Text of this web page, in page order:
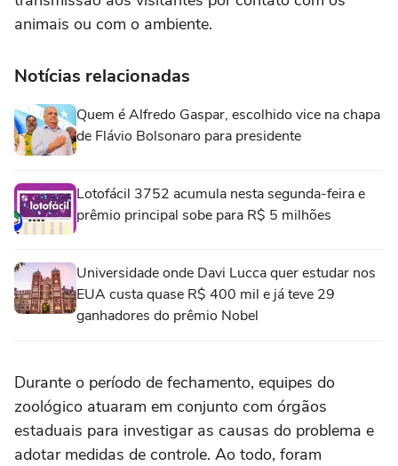
animais ou com o ambiente.
Notícias relacionadas
Quem é Alfredo Gaspar, escolhido vice na chapa
de Flávio Bolsonaro para presidente
Lotofácil 3752 acumula nesta segunda-feira e
prêmio principal sobe para R$ 5 milhões
Universidade onde Davi Lucca quer estudar nos
EUA custa quase R$ 400 mil e já teve 29
ganhadores do prêmio Nobel
Durante o período de fechamento, equipes do
zoológico atuaram em conjunto com órgãos
estaduais para investigar as causas do problema e
adotar medidas de controle. Ao todo, foram